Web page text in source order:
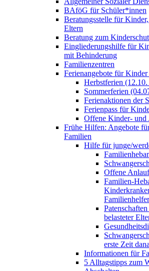
BAföG für Schüler*innen
Beratungsstelle für
Eltern
Beratung zum
Eingliederungshilfe für
mit Behinderung
Familienzentren
Ferienangebote für
Herbstferien
Sommerferien
Ferienaktionen der
Ferienpass für
Offene Kinder- und
Frühe Hilfen: Angebote
Familien
Hilfe für junge/
Offene
Familien-
belasteter
erste Zeit
Informationen für
5 Alltagstipps zum